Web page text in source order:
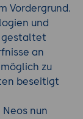
Vordergrund.
und
gestaltet
an
zu
beseitigt
nun